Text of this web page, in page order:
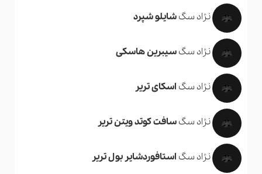
نژاد سگشایلو شپرد
نژاد سگسیبرین هاسکی
نژاد سگ اسکای تریر
نژاد سگسافت کوتد ویتن تریر
نژاد سگ استافوردشایر بول تریر